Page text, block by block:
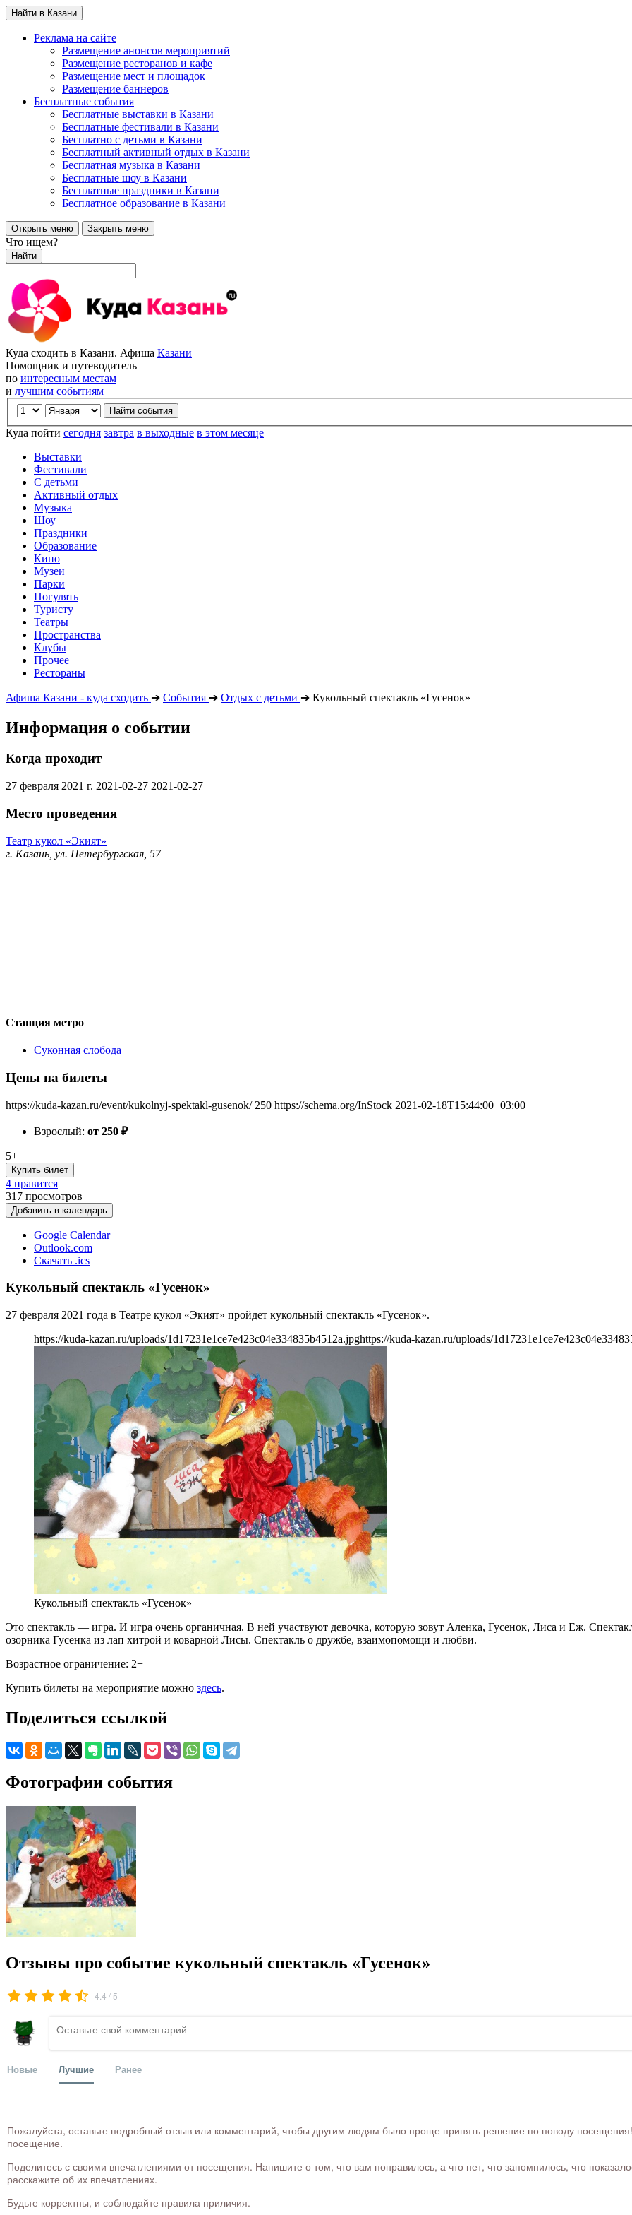
Найти в Казани
Реклама на сайте
Размещение анонсов мероприятий
Размещение ресторанов и кафе
Размещение мест и площадок
Размещение баннеров
Бесплатные события
Бесплатные выставки в Казани
Бесплатные фестивали в Казани
Бесплатно с детьми в Казани
Бесплатный активный отдых в Казани
Бесплатная музыка в Казани
Бесплатные шоу в Казани
Бесплатные праздники в Казани
Бесплатное образование в Казани
Открыть меню Закрыть меню
Что ищем?
Найти
Куда сходить в Казани. Афиша Казани
Помощник и путеводитель
по интересным местам
и лучшим событиям
Куда пойти сегодня завтра в выходные в этом месяце
Выставки
Фестивали
С детьми
Активный отдых
Музыка
Шоу
Праздники
Образование
Кино
Музеи
Парки
Погулять
Туристу
Театры
Пространства
Клубы
Прочее
Рестораны
Афиша Казани - куда сходить ➔ События ➔ Отдых с детьми ➔ Кукольный спектакль «Гусенок»
Информация о событии
Когда проходит
27 февраля 2021 г. 2021-02-27 2021-02-27
Место проведения
Театр кукол «Экият»
г. Казань, ул. Петербургская, 57
Станция метро
Суконная слобода
Цены на билеты
https://kuda-kazan.ru/event/kukolnyj-spektakl-gusenok/ 250 https://schema.org/InStock 2021-02-18T15:44:00+03:00
Взрослый: от 250 ₽
5+
Купить билет
4 нравится
317 просмотров
Добавить в календарь
Google Calendar
Outlook.com
Скачать .ics
Кукольный спектакль «Гусенок»
27 февраля 2021 года в Театре кукол «Экият» пройдет кукольный спектакль «Гусенок».
https://kuda-kazan.ru/uploads/1d17231e1ce7e423c04e334835b4512a.jpghttps://kuda-kazan.ru/uploads/
Кукольный спектакль «Гусенок»
Это спектакль — игра. И игра очень органичная. В ней участвуют девочка, которую зовут Аленка, Гусенок, Лиса и Еж.
озорника Гусенка из лап хитрой и коварной Лисы. Спектакль о дружбе, взаимопомощи и любви.
Возрастное ограничение: 2+
Купить билеты на мероприятие можно здесь.
Поделиться ссылкой
Фотографии события
Отзывы про событие кукольный спектакль «Гусенок»
4.4 / 5
Новые Лучшие Ранее
Пожалуйста, оставьте подробный отзыв или комментарий, чтобы другим людям было проще принять решение по поводу посещения!
посещение.
Поделитесь с своими впечатлениями от посещения. Напишите о том, что вам понравилось, а что нет, что запомнилось, что
расскажите об их впечатлениях.
Будьте корректны, и соблюдайте правила приличия.